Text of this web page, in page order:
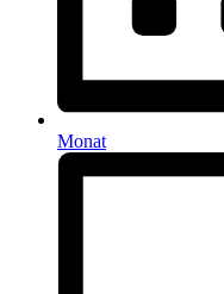
Monat